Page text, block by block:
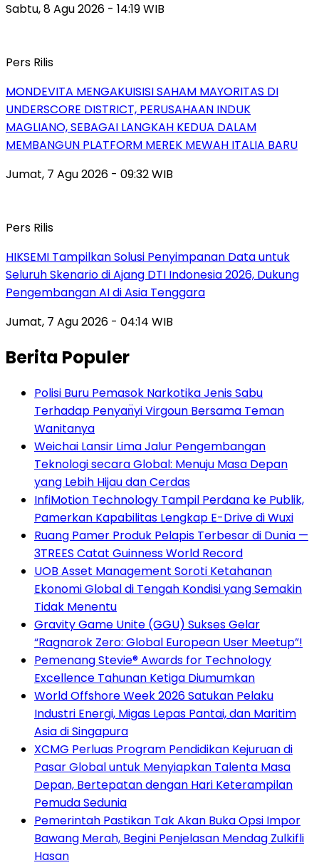
Sabtu, 8 Agu 2026 - 14:19 WIB
Pers Rilis
MONDEVITA MENGAKUISISI SAHAM MAYORITAS DI
UNDERSCORE DISTRICT, PERUSAHAAN INDUK
MAGLIANO, SEBAGAI LANGKAH KEDUA DALAM
MEMBANGUN PLATFORM MEREK MEWAH ITALIA BARU
Jumat, 7 Agu 2026 - 09:32 WIB
Pers Rilis
HIKSEMI Tampilkan Solusi Penyimpanan Data untuk
Seluruh Skenario di Ajang DTI Indonesia 2026, Dukung
Pengembangan AI di Asia Tenggara
Jumat, 7 Agu 2026 - 04:14 WIB
Berita Populer
Polisi Buru Pemasok Narkotika Jenis Sabu
Terhadap Penyan̈yi Virgoun Bersama Teman
Wanitanya
Weichai Lansir Lima Jalur Pengembangan
Teknologi secara Global: Menuju Masa Depan
yang Lebih Hijau dan Cerdas
InfiMotion Technology Tampil Perdana ke Publik,
Pamerkan Kapabilitas Lengkap E-Drive di Wuxi
Ruang Pamer Produk Pelapis Terbesar di Dunia —
3TREES Catat Guinness World Record
UOB Asset Management Soroti Ketahanan
Ekonomi Global di Tengah Kondisi yang Semakin
Tidak Menentu
Gravity Game Unite (GGU) Sukses Gelar
“Ragnarok Zero: Global European User Meetup”!
Pemenang Stevie® Awards for Technology
Excellence Tahunan Ketiga Diumumkan
World Offshore Week 2026 Satukan Pelaku
Industri Energi, Migas Lepas Pantai, dan Maritim
Asia di Singapura
XCMG Perluas Program Pendidikan Kejuruan di
Pasar Global untuk Menyiapkan Talenta Masa
Depan, Bertepatan dengan Hari Keterampilan
Pemuda Sedunia
Pemerintah Pastikan Tak Akan Buka Opsi Impor
Bawang Merah, Begini Penjelasan Mendag Zulkifli
Hasan